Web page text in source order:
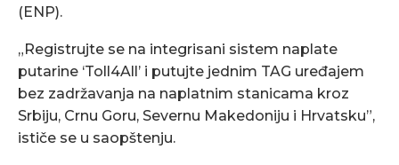
(ENP).
„Registrujte se na integrisani sistem naplate
putarine ‘Toll4All’ i putujte jednim TAG uređajem
bez zadržavanja na naplatnim stanicama kroz
Srbiju, Crnu Goru, Severnu Makedoniju i Hrvatsku”,
ističe se u saopštenju.